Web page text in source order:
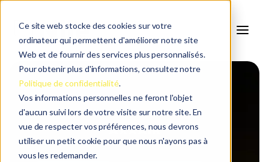
Ce site web stocke des cookies sur votre
ordinateur qui permettent d'améliorer notre site
Web et de fournir des services plus personnalisés.
Pour obtenir plus d'informations, consultez notre
Politique de confidentialité.
Vos informations personnelles ne feront l'objet
d'aucun suivi lors de votre visite sur notre site. En
vue de respecter vos préférences, nous devrons
utiliser un petit cookie pour que nous n'ayons pas à
vous les redemander.